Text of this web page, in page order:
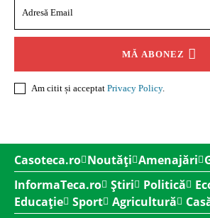
MĂ ABONEZ
Am citit și acceptat Privacy Policy.
Casoteca.ro Noutăți Amenajări
InformaTeca.ro Știri Politică
Educație Sport Agricultură